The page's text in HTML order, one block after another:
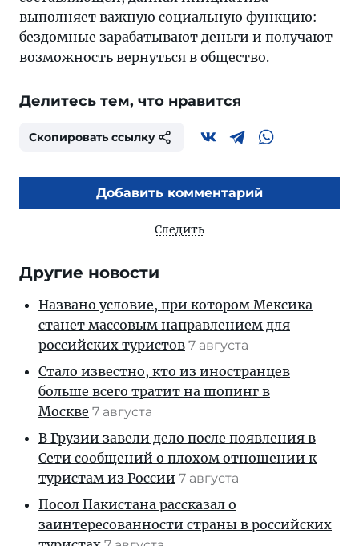
выполняет важную социальную функцию:
бездомные зарабатывают деньги и получают
возможность вернуться в общество.
Делитесь тем, что нравится
Скопировать ссылку
Добавить комментарий
Следить
Другие новости
Названо условие, при котором Мексика
станет массовым направлением для
российских туристов 7 августа
Стало известно, кто из иностранцев
больше всего тратит на шопинг в
Москве 7 августа
В Грузии завели дело после появления в
Сети сообщений о плохом отношении к
туристам из России 7 августа
Посол Пакистана рассказал о
заинтересованности страны в российских